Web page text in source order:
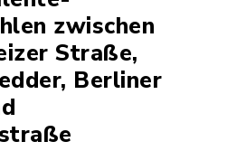
zwischen
Straße,
Berliner